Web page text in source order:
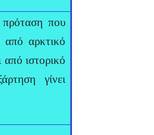
πρόταση που
από αρκτικό
ιστορικό
γίνει